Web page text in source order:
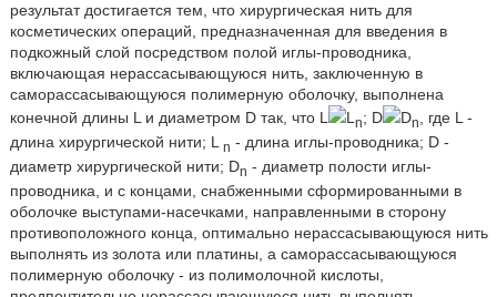
результат достигается тем, что хирургическая нить для
косметических операций, предназначенная для введения в
подкожный слой посредством полой иглы-проводника,
включающая нерассасывающуюся нить, заключенную в
саморассасывающуюся полимерную оболочку, выполнена
конечной длины L и диаметром D так, что L
Ln; D Dn, где L -
длина хирургической нити; L n - длина иглы-проводника; D -
диаметр хирургической нити; Dn - диаметр полости иглы-
проводника, и с концами, снабженными сформированными в
оболочке выступами-насечками, направленными в сторону
противоположного конца, оптимально нерассасывающуюся нить
выполнять из золота или платины, а саморассасывающуюся
полимерную оболочку - из полимолочной кислоты,